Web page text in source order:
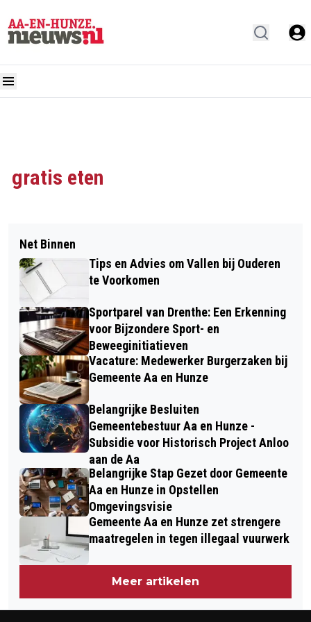
gratis eten
Net Binnen
Tips en Advies om Vallen bij Ouderen
te Voorkomen
Sportparel van Drenthe: Een Erkenning
voor Bijzondere Sport- en
Beweeginitiatieven
Vacature: Medewerker Burgerzaken bij
Gemeente Aa en Hunze
Belangrijke Besluiten
Gemeentebestuur Aa en Hunze -
Subsidie voor Historisch Project Anloo
aan de Aa
Belangrijke Stap Gezet door Gemeente
Aa en Hunze in Opstellen
Omgevingsvisie
Gemeente Aa en Hunze zet strengere
maatregelen in tegen illegaal vuurwerk
Meer artikelen